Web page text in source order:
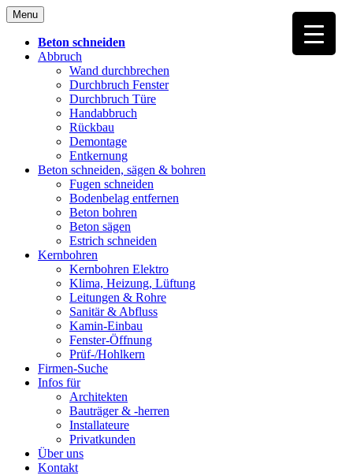
Skip
to
content
Menu
Beton schneiden
Abbruch
Wand durchbrechen
Durchbruch Fenster
Durchbruch Türe
Handabbruch
Rückbau
Demontage
Entkernung
Beton schneiden, sägen & bohren
Fugen schneiden
Bodenbelag entfernen
Beton bohren
Beton sägen
Estrich schneiden
Kernbohren
Kernbohren Elektro
Klima, Heizung, Lüftung
Leitungen & Rohre
Sanitär & Abfluss
Kamin-Einbau
Fenster-Öffnung
Prüf-/Hohlkern
Firmen-Suche
Infos für
Architekten
Bauträger & -herren
Installateure
Privatkunden
Über uns
Kontakt